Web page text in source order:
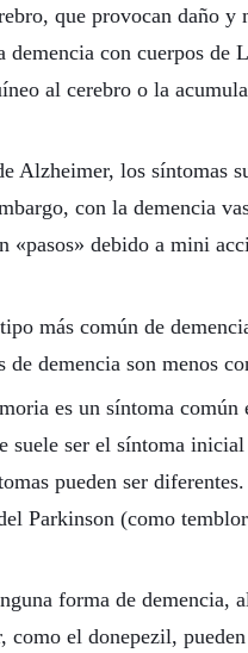
que provocan daño y
con cuerpos de
al cerebro o la
Alzheimer, los síntomas
con la demencia
«pasos» debido a mini
más común de
demencia son menos
es un síntoma común
suele ser el síntoma inicial
pueden ser
Parkinson (como
forma de demencia,
el donepezil,